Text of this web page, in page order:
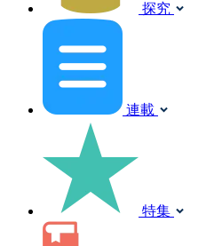
探究
連載
特集